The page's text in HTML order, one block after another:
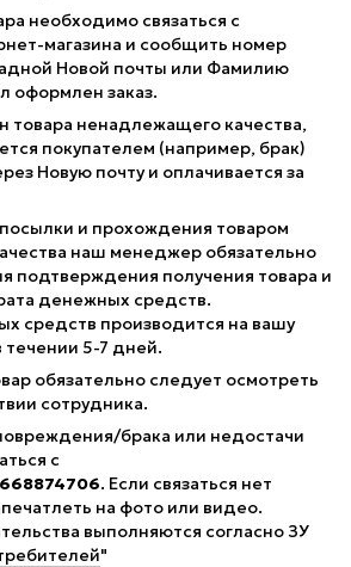
необходимо связаться с
магазина и сообщить номер
Новой почты или Фамилию
оформлен заказ.
товара ненадлежащего качества,
покупателем (например, брак)
Новую почту и оплачивается за
и прохождения товаром
наш менеджер обязательно
подтверждения получения товара и
денежных средств.
средств производится на вашу
течении 5-7 дней.
обязательно следует осмотреть
сотрудника.
брака или недостачи
с
. Если связаться нет
на фото или видео.
выполняются согласно ЗУ
"